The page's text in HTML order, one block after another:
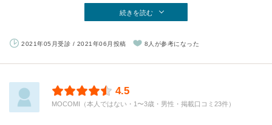
続きを読む
2021年05月受診 / 2021年06月投稿 8人が参考になった
4.5
MOCOMI（本人ではない・1〜3歳・男性・掲載口コミ23件）